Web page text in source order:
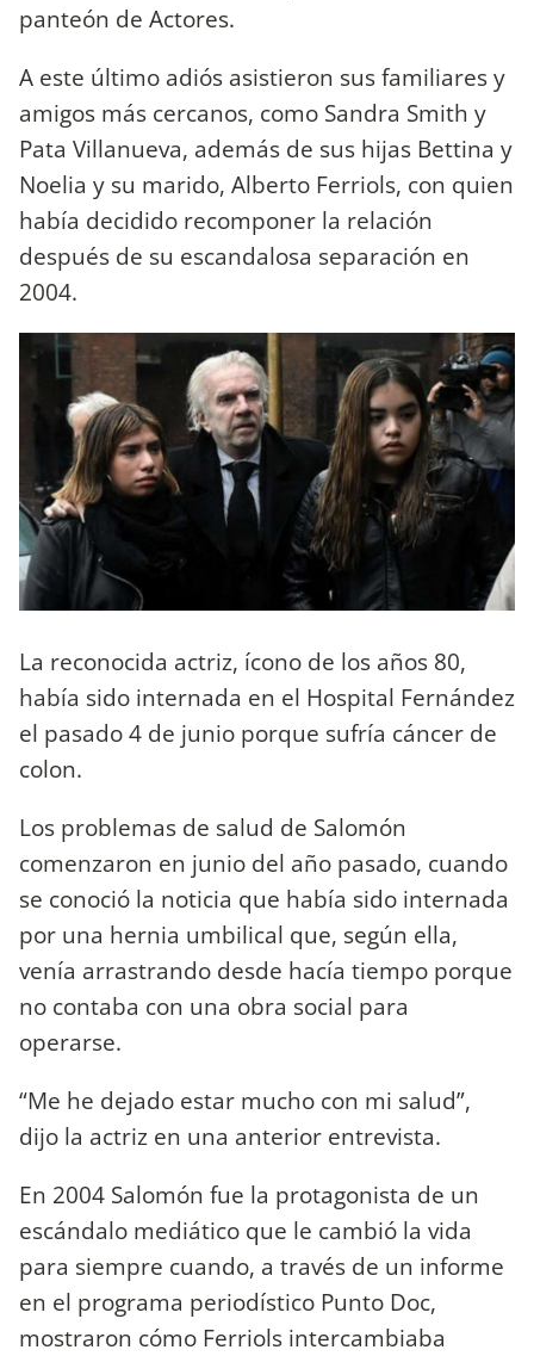
panteón de Actores.
A este último adiós asistieron sus familiares y
amigos más cercanos, como Sandra Smith y
Pata Villanueva, además de sus hijas Bettina y
Noelia y su marido, Alberto Ferriols, con quien
había decidido recomponer la relación
después de su escandalosa separación en
2004.
La reconocida actriz, ícono de los años 80,
había sido internada en el Hospital Fernández
el pasado 4 de junio porque sufría cáncer de
colon.
Los problemas de salud de Salomón
comenzaron en junio del año pasado, cuando
se conoció la noticia que había sido internada
por una hernia umbilical que, según ella,
venía arrastrando desde hacía tiempo porque
no contaba con una obra social para
operarse.
“Me he dejado estar mucho con mi salud”,
dijo la actriz en una anterior entrevista.
En 2004 Salomón fue la protagonista de un
escándalo mediático que le cambió la vida
para siempre cuando, a través de un informe
en el programa periodístico Punto Doc,
mostraron cómo Ferriols intercambiaba